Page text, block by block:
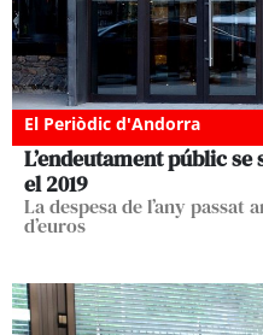
El Periòdic d'Andorra
L’endeutament públic se
el 2019
La despesa de l’any passat
d’euros